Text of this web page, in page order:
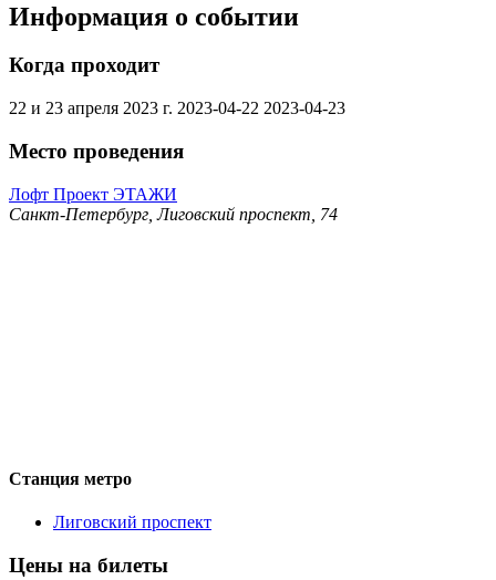
Информация о событии
Когда проходит
22 и 23 апреля 2023 г. 2023-04-22 2023-04-23
Место проведения
Лофт Проект ЭТАЖИ
Санкт-Петербург, Лиговский проспект, 74
Станция метро
Лиговский проспект
Цены на билеты